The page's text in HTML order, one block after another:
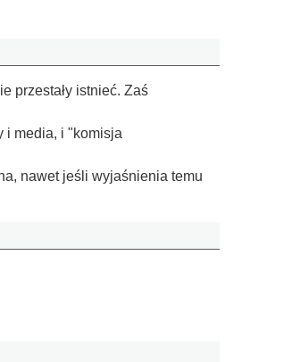
przestały istnieć. Zaś
i media, i "komisja
nawet jeśli wyjaśnienia temu